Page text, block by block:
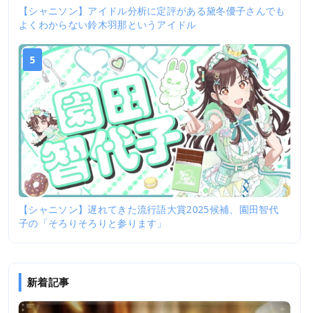
【シャニソン】アイドル分析に定評がある黛冬優子さんでも
よくわからない鈴木羽那というアイドル
5
【シャニソン】遅れてきた流行語大賞2025候補、園田智代
子の「そろりそろりと参ります」
新着記事